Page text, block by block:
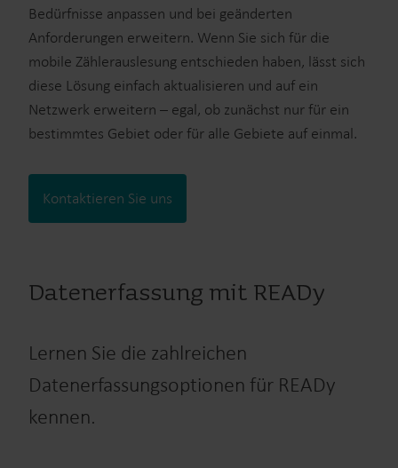
Bedürfnisse anpassen und bei geänderten
Anforderungen erweitern. Wenn Sie sich für die
mobile Zählerauslesung entschieden haben, lässt sich
diese Lösung einfach aktualisieren und auf ein
Netzwerk erweitern – egal, ob zunächst nur für ein
bestimmtes Gebiet oder für alle Gebiete auf einmal.
Kontaktieren Sie uns
Datenerfassung mit READy
Lernen Sie die zahlreichen
Datenerfassungsoptionen für READy
kennen.